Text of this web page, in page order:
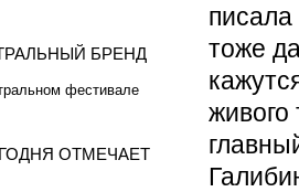
тоже
живого
БРЕНД
фестивале
ОТМЕЧАЕТ